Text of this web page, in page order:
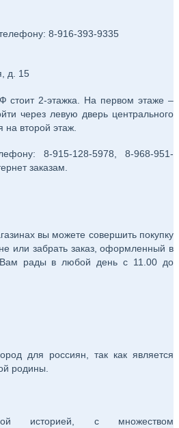
8-916-393-9335
д. 15
2-этажка. На первом этаже –
через левую дверь центрального
на второй этаж.
8-915-128-5978, 8-968-951-
заказам.
вы можете совершить покупку
или забрать заказ, оформленный в
Вам рады в любой день с 11.00 до
для россиян, так как является
родины.
историей, с множеством